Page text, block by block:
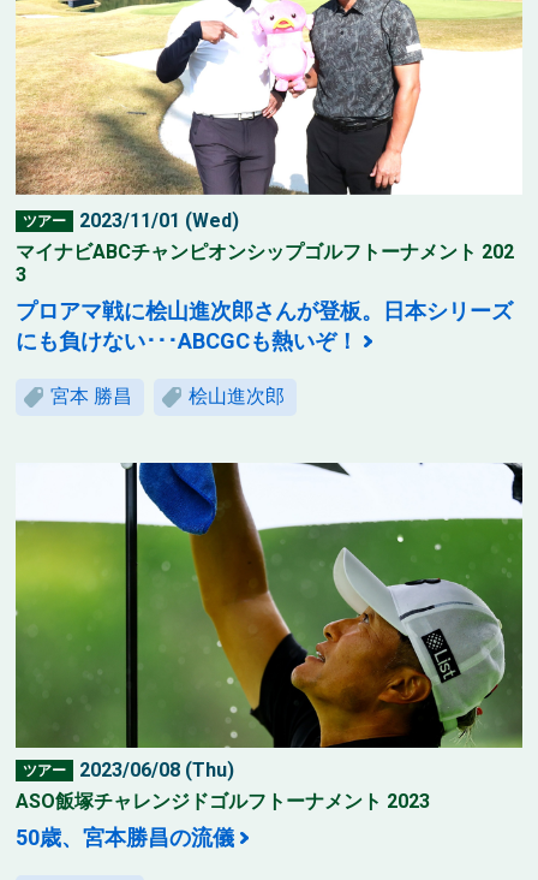
ツアー
2023/11/01 (Wed)
マイナビABCチャンピオンシップゴルフトーナメント 202
3
プロアマ戦に桧山進次郎さんが登板。日本シリーズ
にも負けない･･･ABCGCも熱いぞ！
宮本 勝昌 桧山進次郎
ツアー
2023/06/08 (Thu)
ASO飯塚チャレンジドゴルフトーナメント 2023
50歳、宮本勝昌の流儀